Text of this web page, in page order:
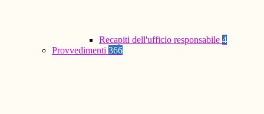
Recapiti dell'ufficio responsabile 4
Provvedimenti 366